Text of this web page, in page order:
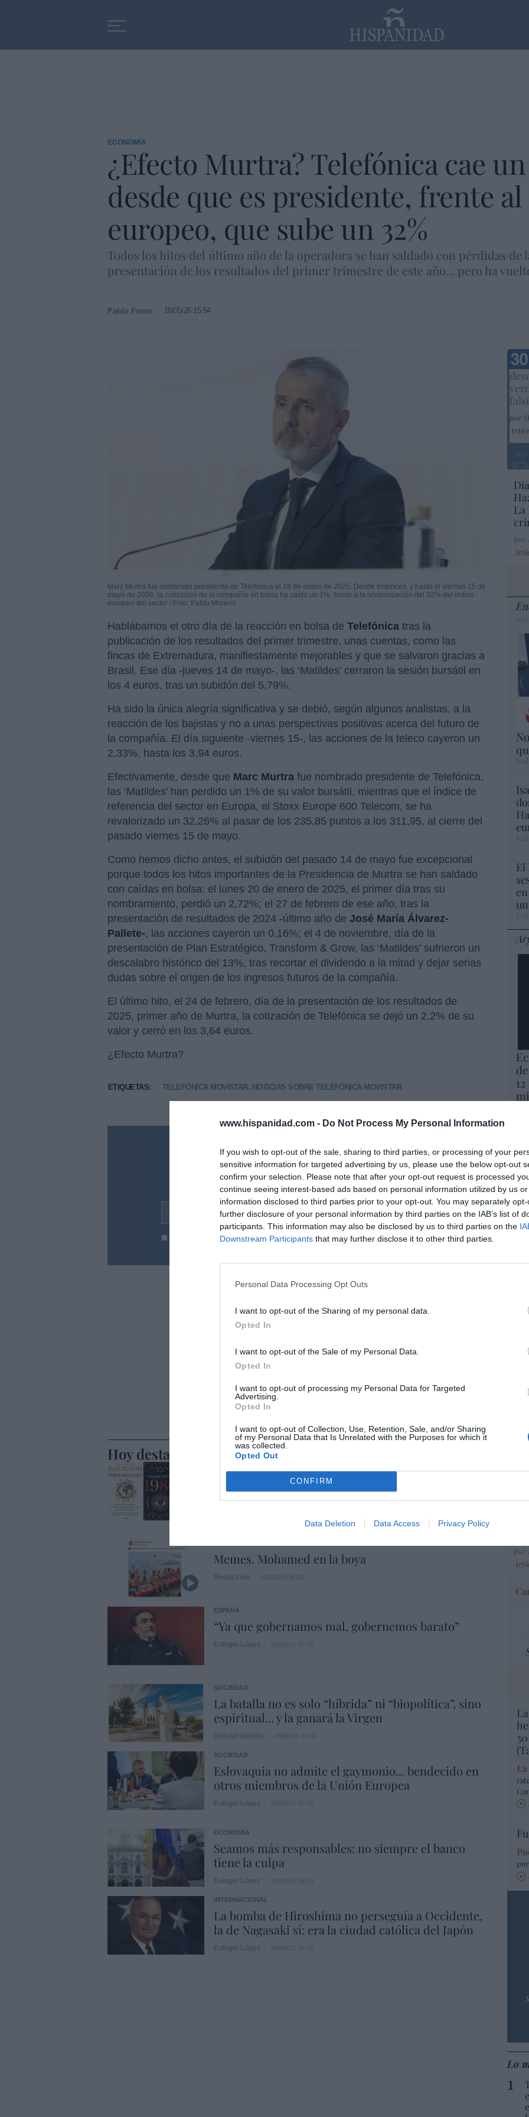
www.hispanidad.com - Do Not Process My Personal Information
If you wish to opt-out of the sale, sharing to third parties, or processing of your
sensitive information for targeted advertising by us, please use the below opt-out
confirm your selection. Please note that after your opt-out request is processed
continue seeing interest-based ads based on personal information utilized by us
information disclosed to third parties prior to your opt-out. You may separately
further disclosure of your personal information by third parties on the IAB’s list of
participants. This information may also be disclosed by us to third parties on the
Downstream Participants that may further disclose it to other third parties.
Personal Data Processing Opt Outs
I want to opt-out of the Sharing of my personal data.
Opted In
I want to opt-out of the Sale of my Personal Data.
Opted In
I want to opt-out of processing my Personal Data for Targeted
Advertising.
Opted In
I want to opt-out of Collection, Use, Retention, Sale, and/or Sharing
of my Personal Data that Is Unrelated with the Purposes for which it
was collected.
Opted Out
CONFIRM
Data Deletion Data Access Privacy Policy
ECONOMÍA
¿Efecto Murtra? Telefónica cae un
desde que es presidente, frente
europeo, que sube un 32%
Todos los hitos del último año de la operadora se han saldado con pérdidas de
presentación de los resultados del primer trimestre de este año... pero ha
Pablo Ferrer 18/05/26 15:54
Marc Murtra fue nombrado presidente de Telefónica el 18 de enero de 2025. Desde entonces, y hasta el viernes 15 de
mayo de 2026, la cotización de la compañía en bolsa ha caído un 1%, frente a la revalorización del 32% del índice
europeo del sector / Foto: Pablo Moreno
Hablábamos el otro día de la reacción en bolsa de Telefónica tras la
publicación de los resultados del primer trimestre, unas cuentas, como las
fincas de Extremadura, manifiestamente mejorables y que se salvaron gracias a
Brasil. Ese día -jueves 14 de mayo-, las ‘Matildes’ cerraron la sesión bursátil en
los 4 euros, tras un subidón del 5,79%.
Ha sido la única alegría significativa y se debió, según algunos analistas, a la
reacción de los bajistas y no a unas perspectivas positivas acerca del futuro de
la compañía. El día siguiente -viernes 15-, las acciones de la teleco cayeron un
2,33%, hasta los 3,94 euros.
Efectivamente, desde que Marc Murtra fue nombrado presidente de Telefónica,
las ‘Matildes’ han perdido un 1% de su valor bursátil, mientras que el índice de
referencia del sector en Europa, el Stoxx Europe 600 Telecom, se ha
revalorizado un 32,26% al pasar de los 235,85 puntos a los 311,95, al cierre del
pasado viernes 15 de mayo.
Como hemos dicho antes, el subidón del pasado 14 de mayo fue excepcional
porque todos los hitos importantes de la Presidencia de Murtra se han saldado
con caídas en bolsa: el lunes 20 de enero de 2025, el primer día tras su
nombramiento, perdió un 2,72%; el 27 de febrero de ese año, tras la
presentación de resultados de 2024 -último año de José María Álvarez-
Pallete-, las acciones cayeron un 0,16%; el 4 de noviembre, día de la
presentación de Plan Estratégico, Transform & Grow, las ‘Matildes’ sufrieron un
descalabro histórico del 13%, tras recortar el dividendo a la mitad y dejar serias
dudas sobre el origen de los ingresos futuros de la compañía.
El último hito, el 24 de febrero, día de la presentación de los resultados de
2025, primer año de Murtra, la cotización de Telefónica se dejó un 2,2% de su
valor y cerró en los 3,64 euros.
¿Efecto Murtra?
ETIQUETAS: TELEFÓNICA MOVISTAR. NOTICIAS SOBRE TELEFÓNICA MOVISTAR
¿Te ha interesado este artículo?
Suscríbete a nuestro newsletter y recibe cada dia
en tu correo lo más destacado de Hispanidad
Tu correo electrónico...
He leído y acepto lascondiciones legales
Hoy destacamos
Chat Control para ti, para mí, para todos, ¡por tu
seguridad!
Memes. Mohamed en la boya
ESPAÑA
“Ya que gobernamos mal, gobernemos barato”
SOCIEDAD
La batalla no es solo “híbrida” ni “biopolítica”, sino
espiritual... y la ganará la Virgen
SOCIEDAD
Eslovaquia no admite el gaymonio... bendecido en
otros miembros de la Unión Europea
ECONOMÍA
Seamos más responsables: no siempre el banco
tiene la culpa
INTERNACIONAL
La bomba de Hiroshima no perseguía a Occidente,
la de Nagasaki sí: era la ciudad católica del Japón
por
La
El
y
por
Lo